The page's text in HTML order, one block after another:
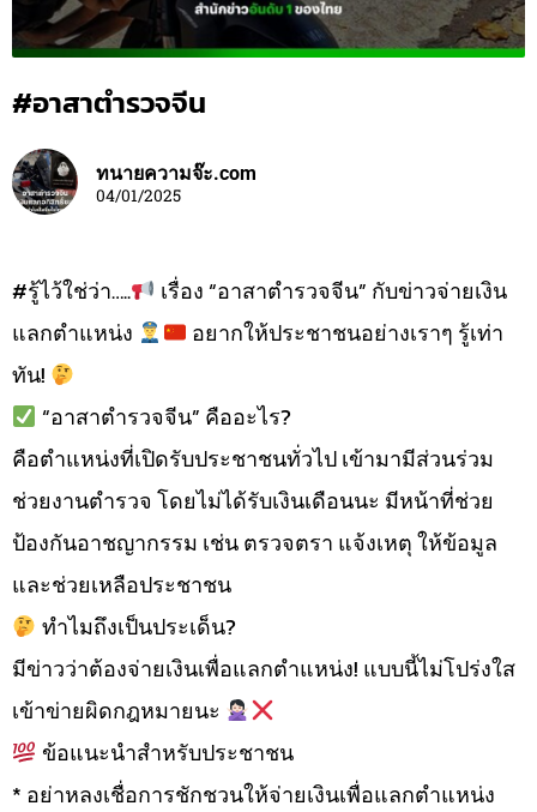
#อาสาตำรวจจีน
ทนายความจ๊ะ.com
04/01/2025
#รู้ไว้ใช่ว่า…..
เรื่อง “อาสาตำรวจจีน” กับข่าวจ่ายเงิน
แลกตำแหน่ง
อยากให้ประชาชนอย่างเราๆ รู้เท่า
ทัน!
“อาสาตำรวจจีน” คืออะไร?
คือตำแหน่งที่เปิดรับประชาชนทั่วไป เข้ามามีส่วนร่วม
ช่วยงานตำรวจ โดยไม่ได้รับเงินเดือนนะ มีหน้าที่ช่วย
ป้องกันอาชญากรรม เช่น ตรวจตรา แจ้งเหตุ ให้ข้อมูล
และช่วยเหลือประชาชน
ทำไมถึงเป็นประเด็น?
มีข่าวว่าต้องจ่ายเงินเพื่อแลกตำแหน่ง! แบบนี้ไม่โปร่งใส
เข้าข่ายผิดกฎหมายนะ
ข้อแนะนำสำหรับประชาชน
* อย่าหลงเชื่อการชักชวนให้จ่ายเงินเพื่อแลกตำแหน่ง